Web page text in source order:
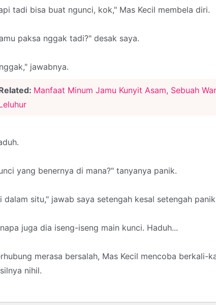
tadi bisa buat ngunci, kok," Mas Kecil membela diri.
paksa nggak tadi?" desak saya.
jawabnya.
Manfaat Minum Jamu Kunyit Asam, Sebuah
yang benernya di mana?" tanyanya panik.
dalam situ," jawab saya setengah kesal setengah
juga dia iseng-iseng main kunci. Haduh...
merasa bersalah, Mas Kecil mencoba berkali-
nihil.